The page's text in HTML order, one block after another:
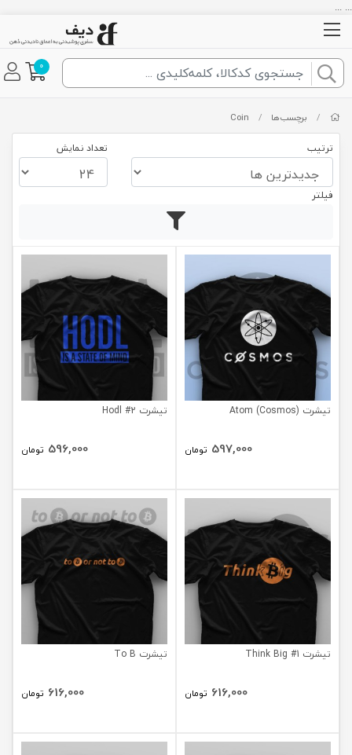
... ...
0
/ برچسب‌ها /
Coin
ترتیب تعداد نمایش
فیلتر
تیشرت Atom (Cosmos)
597,000 تومان
تیشرت Hodl #2
596,000 تومان
تیشرت Think Big #1
616,000 تومان
تیشرت To B
616,000 تومان